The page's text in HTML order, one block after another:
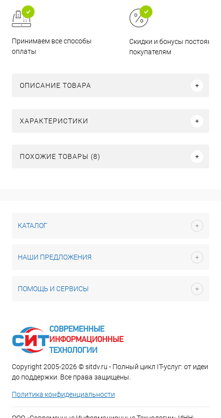
Принимаем все способы
оплаты
Скидки и бонусы
покупателям
ОПИСАНИЕ ТОВАРА
ХАРАКТЕРИСТИКИ
ПОХОЖИЕ ТОВАРЫ (8)
КАТАЛОГ
НАШИ ПРЕДЛОЖЕНИЯ
ПОМОЩЬ И СЕРВИСЫ
Copyright 2005-2026 © sitdv.ru - Полный цикл IT-услуг: от идеи
до поддержки. Все права защищены.
Политика конфиденциальности